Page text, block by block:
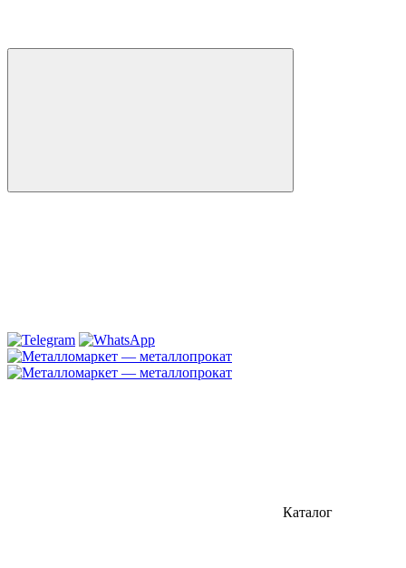
Каталог